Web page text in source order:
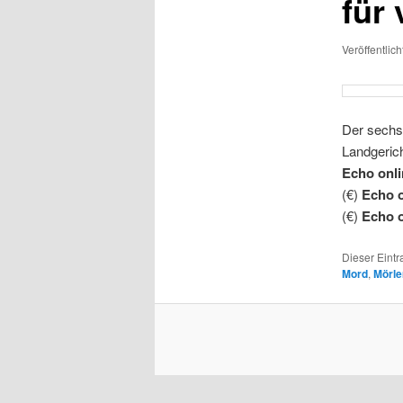
für
Der
Echo
(€) Echo
(€) Echo
Dieser
Mord,